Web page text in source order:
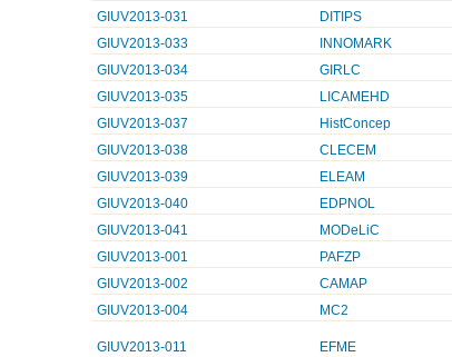
GIUV2013-031
DITIPS
GIUV2013-033
INNOMARK
GIUV2013-034
GIRLC
GIUV2013-035
LICAMEHD
GIUV2013-037
HistConcep
GIUV2013-038
CLECEM
GIUV2013-039
ELEAM
GIUV2013-040
EDPNOL
GIUV2013-041
MODeLiC
GIUV2013-001
PAFZP
GIUV2013-002
CAMAP
GIUV2013-004
MC2
GIUV2013-011 EFME